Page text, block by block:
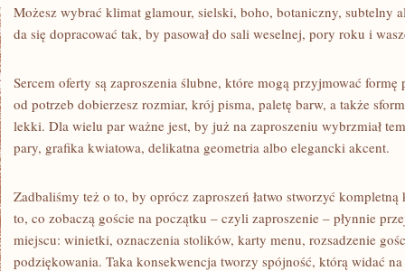
Możesz wybrać klimat glamour, sielski, boho, botaniczny, subtelny
da się dopracować tak, by pasował do sali weselnej, pory roku i
Sercem oferty są zaproszenia ślubne, które mogą przyjmować
od potrzeb dobierzesz rozmiar, krój pisma, paletę barw, a także
lekki. Dla wielu par ważne jest, by już na zaproszeniu wybrzmiał
pary, grafika kwiatowa, delikatna geometria albo elegancki akcent.
Zadbaliśmy też o to, by oprócz zaproszeń łatwo stworzyć
to, co zobaczą goście na początku – czyli zaproszenie – płynnie
miejscu: winietki, oznaczenia stolików, karty menu, rozsadzenie
podziękowania. Taka konsekwencja tworzy spójność, którą widać